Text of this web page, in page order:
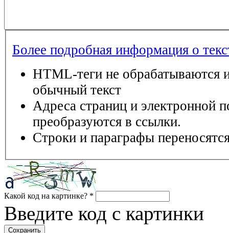
Более подробная информация о
HTML-теги не обрабатываются
обычный текст
Адреса страниц и электронной
преобразуются в ссылки.
Строки и параграфы
Какой код на картинке? *
Введите код с картинки